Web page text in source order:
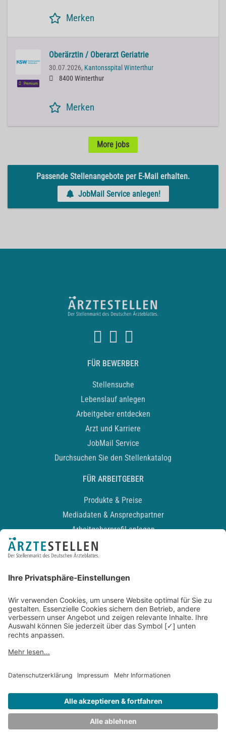
Merken
Premium
Oberärztin / Oberarzt Geriatrie
30.07.2026, Kantonsspital Winterthur
8400 Winterthur
Merken
More jobs
Passende Stellenangebote per E-Mail erhalten.
JobMail Service anlegen!
FÜR BEWERBER
Stellensuche
Lebenslauf anlegen
Arbeitgeber entdecken
Arzt und Karriere
JobMail Service
Durchsuchen Sie den Stellenkatalog
FÜR ARBEITGEBER
Produkte & Preise
Mediadaten & Ansprechpartner
Arbeitgeberprofil anlegen
Recruiting-Podcast
Kontakt
Datenschutz
Newsletter